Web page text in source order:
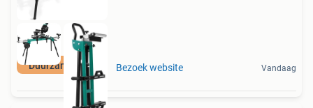
Duurzame Deal Bezoek website Vandaag